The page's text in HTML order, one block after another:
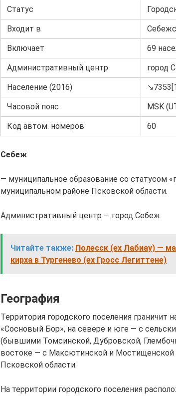
Статус
Входит в
Включает 69
Административный центр город
Население (2016)
Часовой пояс MSK
Код автом. номеров 60
Себеж
— муниципальное образование со статусом
муниципальном районе Псковской области.
Административный центр — город Себеж.
Читайте также: Полесск (ex Лабиау) —
кирха в Тургенево (еx Гросс Легиттене)
География
Территория городского поселения
«Сосновый Бор», на севере и юге — с
(бывшими Томсинской, Дубровской,
востоке — с Максютинской и Мостищенской
Псковской области.
На территории городского поселения